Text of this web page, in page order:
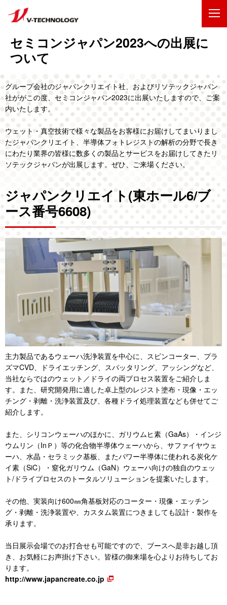
セミコンジャパン2023への出展に
ついて
グループ会社のジャパンクリエイト社、およびリソテックジャパン
社ががこの度、セミコンジャパン2023に出展いたしますので、ご案
内いたします。
ウェット・真空技術で様々な製品をお客様にお届けしてまいりまし
たジャパンクリエイト、半導体フォトレジストの解析の分野で長き
にわたり業界の皆様に数多くの製品とサービスをお届けしてきたリ
ソテックジャパンが出展します。ぜひ、ご来場ください。
ジャパンクリエイト(東ホール6/ブ
ース番号6608)
主力製品であるウェーハ洗浄装置を中心に、スピンコーター、プラ
ズマCVD、ドライエッチング、スパッタリング、アッシングなど、
当社ならではのウェット／ドライの両プロセス装置をご紹介しま
す。また、研究開発用に適した卓上型のレジスト塗布・現像・エッ
チング・剥離・洗浄装置及び、各種ドライ処理装置なども併せてご
紹介します。
また、シリコンウェーハのほかに、ガリウムヒ素（GaAs）・インジ
ウムリン（InＰ）等の化合物半導体ウェーハから、サファイヤウェ
ーハ、水晶・セラミック基板、またパワー半導体に使われる炭化ケ
イ素（SiC）・窒化ガリウム（GaN）ウェーハ向けの独自のウェッ
ト/ドライプロセスのトータルソリューションを提案いたします。
その他、実装向け600㎜角基板対応のコーター・現像・エッチン
グ・剥離・洗浄装置や、カスタム装置につきましても設計・製作を
承ります。
当日展示会場でのお打合せも可能ですので、ブースへ是非お越し頂
き、お気軽にお声掛け下さい。皆様の御来場を心よりお待ちしてお
ります。
http://www.japancreate.co.jp
企業情報
IR情報
採用情報
技術・開発
ENGLISH